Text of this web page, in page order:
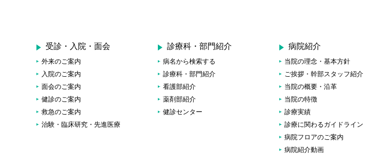
受診・入院・面会
外来のご案内
入院のご案内
面会のご案内
健診のご案内
救急のご案内
治験・臨床研究・先進医療
診療科・部門紹介
病名から検索する
診療科・部門紹介
看護部紹介
薬剤部紹介
健診センター
病院紹介
当院の理念・基本方針
ご挨拶・幹部スタッフ紹介
当院の概要・沿革
当院の特徴
診療実績
診療に関わるガイドライン
病院フロアのご案内
病院紹介動画